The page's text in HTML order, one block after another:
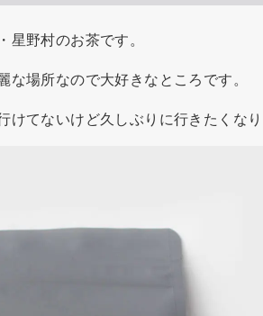
野村のお茶です。
場所なので大好きなところです。
けてないけど久しぶりに行きたくな